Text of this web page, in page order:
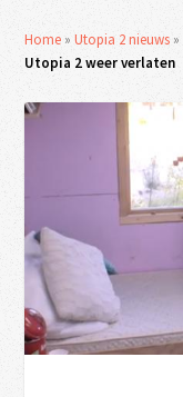
Home »Utopia 2 nieuws »
Utopia 2 weer verlaten